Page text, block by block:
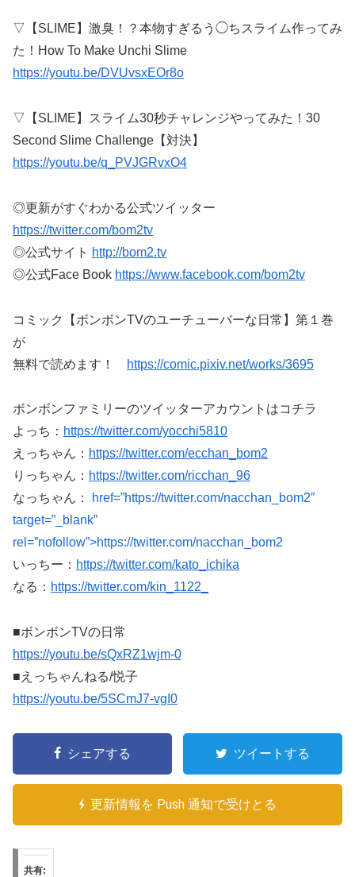
▽【SLIME】激臭！？本物すぎるう◯ちスライム作ってみ
た！How To Make Unchi Slime
https://youtu.be/DVUvsxEOr8o
▽【SLIME】スライム30秒チャレンジやってみた！30
Second Slime Challenge【対決】
https://youtu.be/q_PVJGRvxO4
◎更新がすぐわかる公式ツイッター
https://twitter.com/bom2tv
◎公式サイト http://bom2.tv
◎公式Face Book https://www.facebook.com/bom2tv
コミック【ボンボンTVのユーチューバーな日常】第１巻
が
無料で読めます！
https://comic.pixiv.net/works/3695
ボンボンファミリーのツイッターアカウントはコチラ
よっち： https://twitter.com/yocchi5810
えっちゃん： https://twitter.com/ecchan_bom2
りっちゃん： https://twitter.com/ricchan_96
なっちゃん：
href=”https://twitter.com/nacchan_bom2″
target=”_blank”
rel=”nofollow”>https://twitter.com/nacchan_bom2
いっちー： https://twitter.com/kato_ichika
なる： https://twitter.com/kin_1122_
■ボンボンTVの日常
https://youtu.be/sQxRZ1wjm-0
■えっちゃんねる/悦子
https://youtu.be/5SCmJ7-vgI0
シェアする ツイートする
更新情報を Push 通知で受けとる
共有: